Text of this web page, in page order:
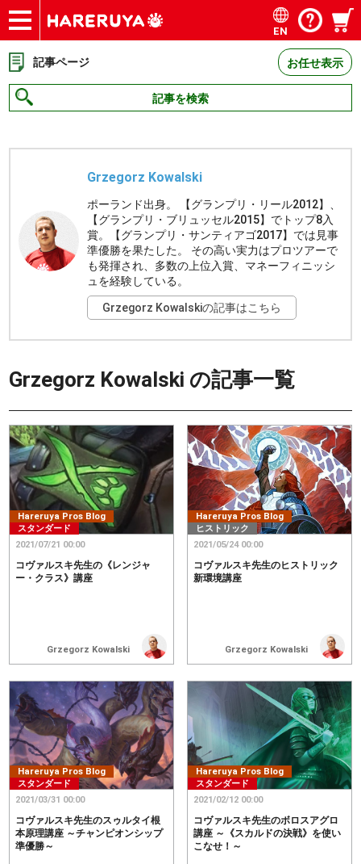
ショップ
買取
記事
デッキ検索
デッキ構築
選手一覧
店舗一覧
イベント
お問い合わせ
EN
記事ページ お任せ表示
記事を検索
Grzegorz Kowalski
ポーランド出身。 【グランプリ・リール2012】、
【グランプリ・ブリュッセル2015】でトップ8入
賞。【グランプリ・サンティアゴ2017】では見事
準優勝を果たした。 その高い実力はプロツアーで
も発揮され、多数の上位入賞、マネーフィニッシ
ュを経験している。
Grzegorz Kowalskiの記事はこちら
Grzegorz Kowalski の記事一覧
Hareruya Pros Blog
スタンダード
Grzegorz Kowalski
コヴァルスキ先生の《レンジャ
ー・クラス》講座
2021/07/21 00:00
Hareruya Pros Blog
ヒストリック
Grzegorz Kowalski
コヴァルスキ先生のヒストリック
新環境講座
2021/05/24 00:00
Hareruya Pros Blog
スタンダード
コヴァルスキ先生のスゥルタイ根
本原理講座 ～チャンピオンシップ
準優勝～
2021/03/31 00:00
Hareruya Pros Blog
スタンダード
コヴァルスキ先生のボロスアグロ
講座 ～《スカルドの決戦》を使い
こなせ！～
2021/02/12 00:00